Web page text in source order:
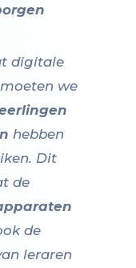
digitale
we
hebben
Dit
de
de
leraren